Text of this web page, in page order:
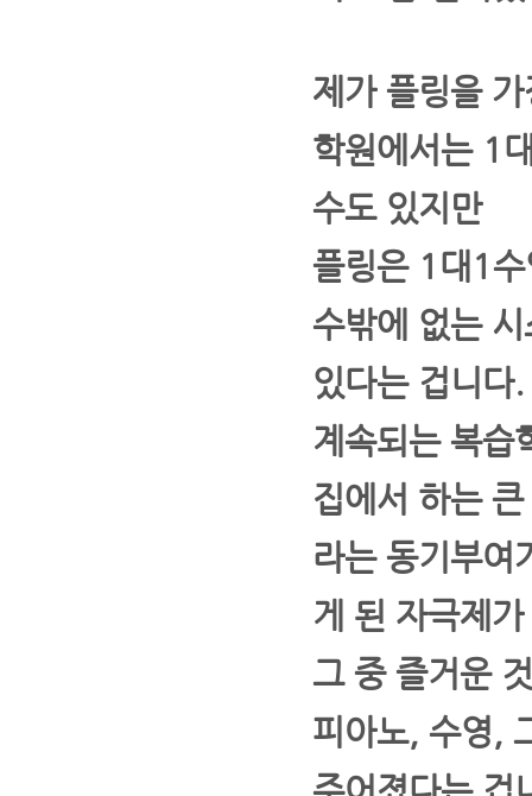
제가 플링을
학원에서는 1
수도 있지만
플링은 1대1
수밖에 없는
있다는 겁니다.
계속되는 복습
집에서 하는
라는 동기부여
게 된 자극제
그 중 즐거운
피아노, 수영,